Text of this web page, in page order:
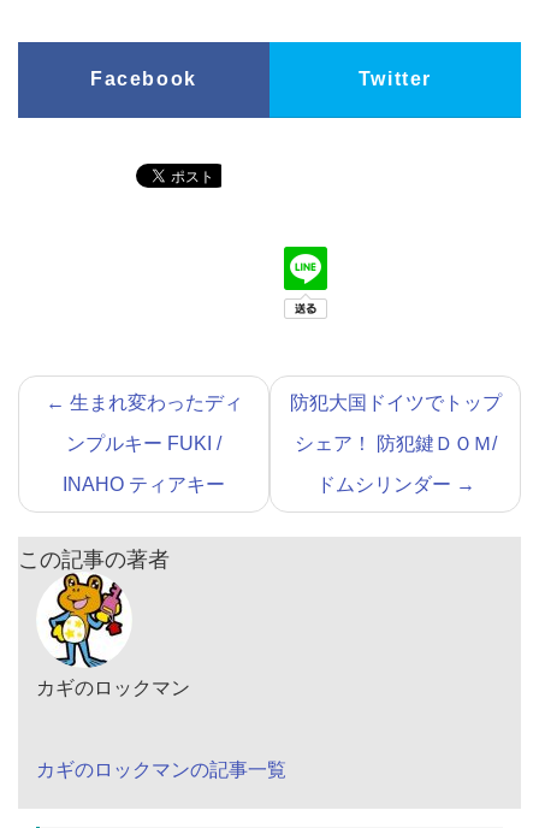
Facebook Twitter
← 生まれ変わったディ
ンプルキー FUKI /
INAHO ティアキー
防犯大国ドイツでトップ
シェア！ 防犯鍵ＤＯＭ/
ドムシリンダー →
この記事の著者
カギのロックマン
カギのロックマンの記事一覧